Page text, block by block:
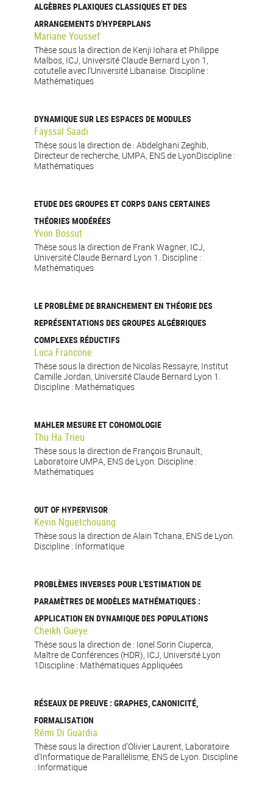
ALGÈBRES PLAXIQUES CLASSIQUES ET DES
ARRANGEMENTS D'HYPERPLANS
Mariane Youssef
Thèse sous la direction de Kenji Iohara et Philippe
Malbos, ICJ, Université Claude Bernard Lyon 1,
cotutelle avec l'Université Libanaise. Discipline :
Mathématiques
DYNAMIQUE SUR LES ESPACES DE MODULES
Fayssal Saadi
Thèse sous la direction de : Abdelghani Zeghib,
Directeur de recherche, UMPA, ENS de LyonDiscipline :
Mathématiques
ETUDE DES GROUPES ET CORPS DANS CERTAINES
THÉORIES MODÉRÉES
Yvon Bossut
Thèse sous la direction de Frank Wagner, ICJ,
Université Claude Bernard Lyon 1. Discipline :
Mathématiques
LE PROBLÈME DE BRANCHEMENT EN THÉORIE DES
REPRÉSENTATIONS DES GROUPES ALGÉBRIQUES
COMPLEXES RÉDUCTIFS
Luca Francone
Thèse sous la direction de Nicolas Ressayre, Institut
Camille Jordan, Université Claude Bernard Lyon 1.
Discipline : Mathématiques
MAHLER MESURE ET COHOMOLOGIE
Thu Ha Trieu
Thèse sous la direction de François Brunault,
Laboratoire UMPA, ENS de Lyon. Discipline :
Mathématiques
OUT OF HYPERVISOR
Kevin Nguetchouang
Thèse sous la direction de Alain Tchana, ENS de Lyon.
Discipline : Informatique
PROBLÈMES INVERSES POUR L'ESTIMATION DE
PARAMÈTRES DE MODÈLES MATHÉMATIQUES :
APPLICATION EN DYNAMIQUE DES POPULATIONS
Cheikh Gueye
Thèse sous la direction de : Ionel Sorin Ciuperca,
Maître de Conférences (HDR), ICJ, Université Lyon
1Discipline : Mathématiques Appliquées
RÉSEAUX DE PREUVE : GRAPHES, CANONICITÉ,
FORMALISATION
Rémi Di Guardia
Thèse sous la direction d'Olivier Laurent, Laboratoire
d'Informatique de Parallélisme, ENS de Lyon. Discipline
: Informatique